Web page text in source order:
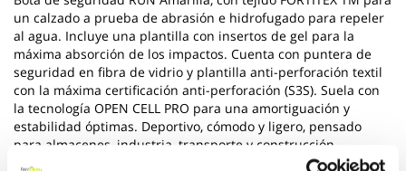
un calzado a prueba de abrasión e hidrofugado para repeler
al agua. Incluye una plantilla con insertos de gel para la
máxima absorción de los impactos. Cuenta con puntera de
seguridad en fibra de vidrio y plantilla anti-perforación textil
con la máxima certificación anti-perforación (S3S). Suela con
la tecnología OPEN CELL PRO para una amortiguación y
estabilidad óptimas. Deportivo, cómodo y ligero, pensado
para almacenes, industria, transporte y construcción.
imágenes